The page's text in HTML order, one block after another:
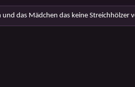
und das Mädchen das keine Streichhölzer